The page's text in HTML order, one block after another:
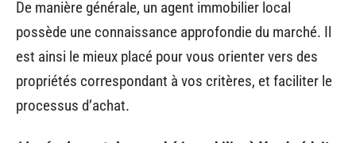
De manière générale, un agent immobilier local
possède une connaissance approfondie du marché. Il
est ainsi le mieux placé pour vous orienter vers des
propriétés correspondant à vos critères, et faciliter le
processus d’achat.